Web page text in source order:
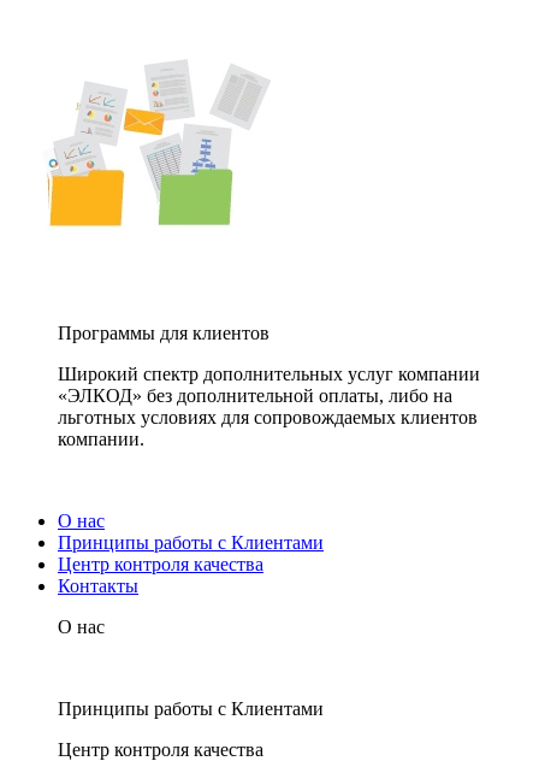
Программы для клиентов
Широкий спектр дополнительных услуг компании
«ЭЛКОД» без дополнительной оплаты, либо на
льготных условиях для сопровождаемых клиентов
компании.
О нас
Принципы работы с Клиентами
Центр контроля качества
Контакты
О нас
Принципы работы с Клиентами
Центр контроля качества